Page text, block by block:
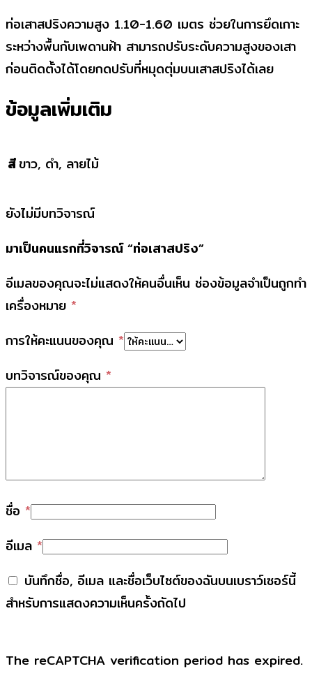
ท่อเสาสปริงความสูง 1.10-1.60 เมตร ช่วยในการยึดเกาะ
ระหว่างพื้นกับเพดานฝ้า สามารถปรับระดับความสูงของเสา
ก่อนติดตั้งได้โดยกดปรับที่หมุดตุ่มบนเสาสปริงได้เลย
ข้อมูลเพิ่มเติม
สีขาว, ดำ, ลายไม้
ยังไม่มีบทวิจารณ์
มาเป็นคนแรกที่วิจารณ์ “ท่อเสาสปริง”
อีเมลของคุณจะไม่แสดงให้คนอื่นเห็น ช่องข้อมูลจำเป็นถูกทำ
เครื่องหมาย *
การให้คะแนนของคุณ *
บทวิจารณ์ของคุณ *
ชื่อ *
อีเมล *
บันทึกชื่อ, อีเมล และชื่อเว็บไซต์ของฉันบนเบราว์เซอร์นี้
สำหรับการแสดงความเห็นครั้งถัดไป
The reCAPTCHA verification period has expired.